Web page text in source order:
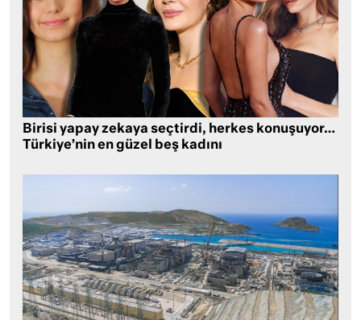
Birisi yapay zekaya seçtirdi, herkes konuşuyor…
Türkiye’nin en güzel beş kadını